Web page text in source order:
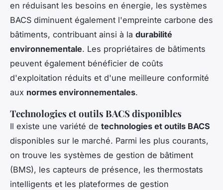
en réduisant les besoins en énergie, les systèmes
BACS diminuent également l'empreinte carbone des
bâtiments, contribuant ainsi à la durabilité
environnementale. Les propriétaires de bâtiments
peuvent également bénéficier de coûts
d'exploitation réduits et d'une meilleure conformité
aux normes environnementales.
Technologies et outils BACS disponibles
Il existe une variété de technologies et outils BACS
disponibles sur le marché. Parmi les plus courants,
on trouve les systèmes de gestion de bâtiment
(BMS), les capteurs de présence, les thermostats
intelligents et les plateformes de gestion